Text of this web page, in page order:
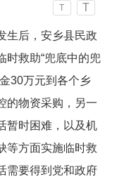
T T
生后，安乡县民政
时救助“兜底中的兜
30万元到各个乡
的物资采购，另一
暂时困难，以及机
等方面实施临时救
需要得到党和政府